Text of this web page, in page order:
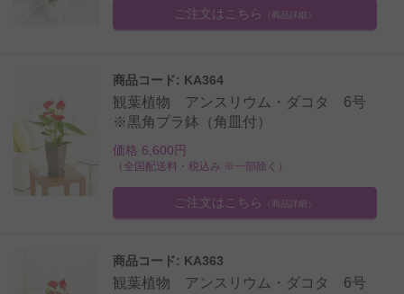
ご注文はこちら （商品詳細）
商品コード: KA364
観葉植物 アンスリウム・ダコタ 6号
※黒角プラ鉢（角皿付）
価格 6,600円
（全国配送料・税込み ※一部除く）
ご注文はこちら （商品詳細）
商品コード: KA363
観葉植物 アンスリウム・ダコタ 6号